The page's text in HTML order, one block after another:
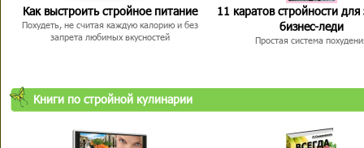
Как выстроить стройное питание
Похудеть, не считая каждую калорию и без
запрета любимых вкусностей
11 каратов стройности для
бизнес-леди
Простая система
Книги по стройной кулинарии